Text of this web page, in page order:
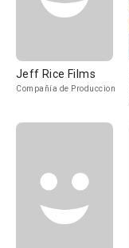
Jeff Rice Films
Compañía de Produccion